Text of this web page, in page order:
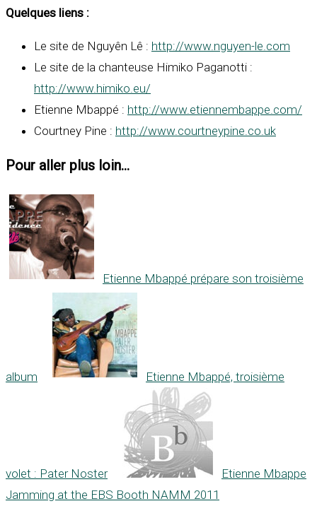
Quelques liens :
Le site de Nguyên Lê : http://www.nguyen-le.com
Le site de la chanteuse Himiko Paganotti :
http://www.himiko.eu/
Etienne Mbappé : http://www.etiennembappe.com/
Courtney Pine : http://www.courtneypine.co.uk
Pour aller plus loin...
Etienne Mbappé prépare son troisième
album Etienne Mbappé, troisième
volet : Pater Noster
Etienne Mbappe
Jamming at the EBS Booth NAMM 2011